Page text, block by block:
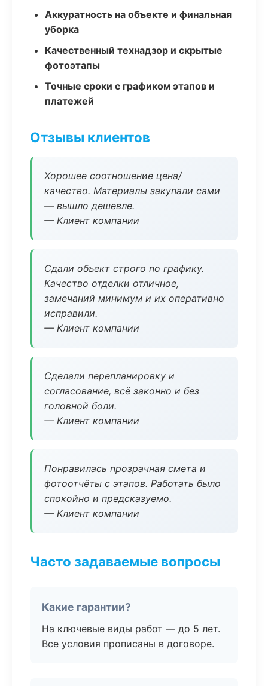
Аккуратность на объекте и финальная
уборка
Качественный технадзор и скрытые
фотоэтапы
Точные сроки с графиком этапов и
платежей
Отзывы клиентов
Хорошее соотношение цена/
качество. Материалы закупали сами
— вышло дешевле.
— Клиент компании
Сдали объект строго по графику.
Качество отделки отличное,
замечаний минимум и их оперативно
исправили.
— Клиент компании
Сделали перепланировку и
согласование, всё законно и без
головной боли.
— Клиент компании
Понравилась прозрачная смета и
фотоотчёты с этапов. Работать было
спокойно и предсказуемо.
— Клиент компании
Часто задаваемые вопросы
Какие гарантии?
На ключевые виды работ — до 5 лет.
Все условия прописаны в договоре.